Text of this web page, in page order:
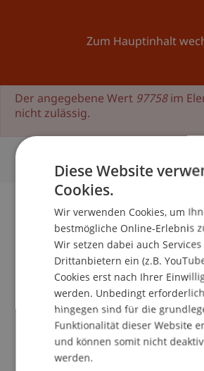
Zum Hauptinhalt
Der angegebene Wert 97758im
nicht zulässig.
Vorlesungsverzeichnis
Architektur
Bitte das gewünschte Semester
Semester
Diese Website
Cookies.
Wir verwenden Cookies, um
bestmögliche Online-Erlebnis
Wir setzen dabei auch Services
Drittanbietern ein (z.B.
Cookies erst nach Ihrer
werden. Unbedingt
hingegen sind für die
Funktionalität dieser Website
und können somit nicht
werden.